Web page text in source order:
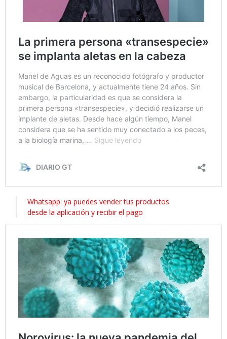
Whatsapp: ya puedes vender tus productos
desde la aplicación y recibir el pago